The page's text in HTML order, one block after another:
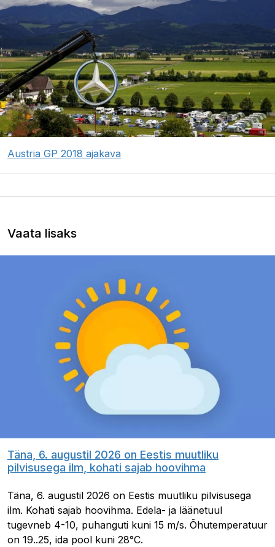
Austria GP 2018 ajakava
Vaata lisaks
Täna, 6. augustil 2026 on Eestis muutliku
pilvisusega ilm, kohati sajab hoovihma
Täna, 6. augustil 2026 on Eestis muutliku pilvisusega
ilm. Kohati sajab hoovihma. Edela- ja läänetuul
tugevneb 4-10, puhanguti kuni 15 m/s. Õhutemperatuur
on 19..25, ida pool kuni 28°C.